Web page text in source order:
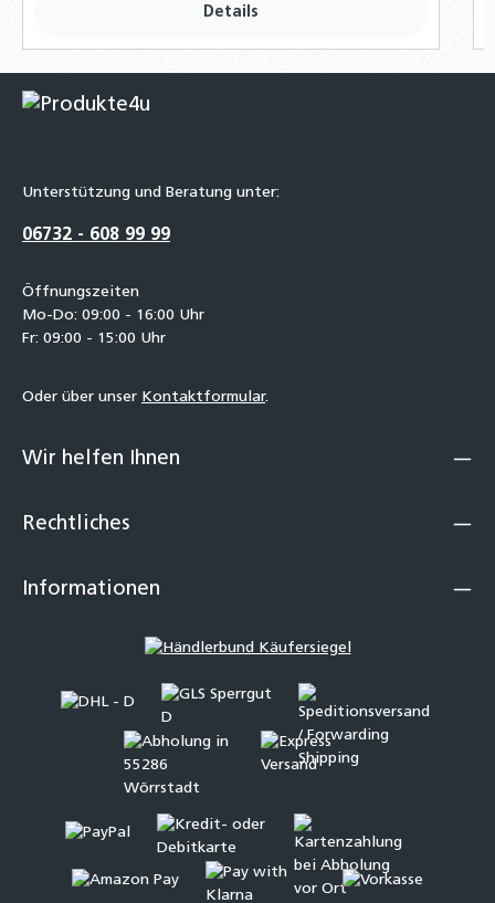
Details
Unterstützung und Beratung unter:
06732 - 608 99 99
Öffnungszeiten
Mo-Do: 09:00 - 16:00 Uhr
Fr: 09:00 - 15:00 Uhr
Oder über unser Kontaktformular.
Wir helfen Ihnen
Rechtliches
Informationen